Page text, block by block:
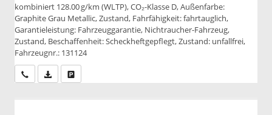
kombiniert 128.00 g/km (WLTP), CO₂-Klasse D, Außenfarbe:
Graphite Grau Metallic, Zustand, Fahrfähigkeit: fahrtauglich,
Garantieleistung: Fahrzeuggarantie, Nichtraucher-Fahrzeug,
Zustand, Beschaffenheit: Scheckheftgepflegt, Zustand: unfallfrei,
Fahrzeugnr.: 131124
Wir rufen Sie anPDF-Datei, Fahrzeugexposé drucken